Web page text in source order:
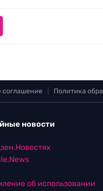
соглашение Политика
новости
об использовании